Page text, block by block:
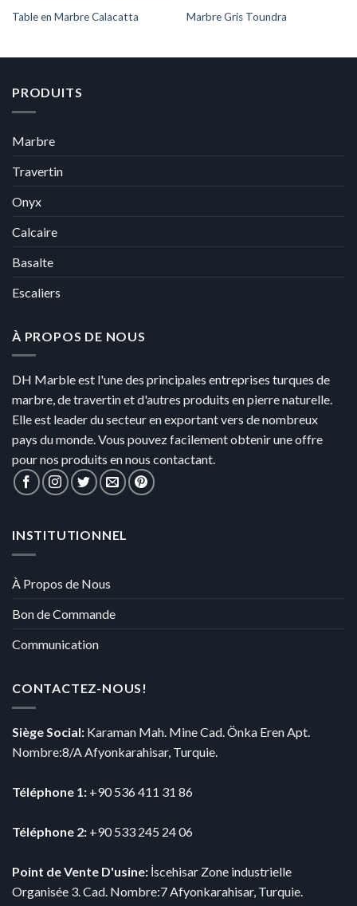
Table en Marbre Calacatta Marbre Gris Toundra
PRODUITS
Marbre
Travertin
Onyx
Calcaire
Basalte
Escaliers
À PROPOS DE NOUS
DH Marble est l'une des principales entreprises turques de
marbre, de travertin et d'autres produits en pierre naturelle.
Elle est leader du secteur en exportant vers de nombreux
pays du monde. Vous pouvez facilement obtenir une offre
pour nos produits en nous contactant.
INSTITUTIONNEL
À Propos de Nous
Bon de Commande
Communication
CONTACTEZ-NOUS!
Siège Social: Karaman Mah. Mine Cad. Önka Eren Apt.
Nombre:8/A Afyonkarahisar, Turquie.
Téléphone 1: +90 536 411 31 86
Téléphone 2: +90 533 245 24 06
Point de Vente D'usine: İscehisar Zone industrielle
Organisée 3. Cad. Nombre:7 Afyonkarahisar, Turquie.